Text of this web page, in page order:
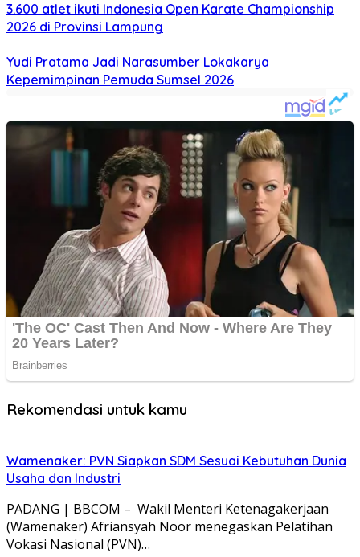
3.600 atlet ikuti Indonesia Open Karate Championship
2026 di Provinsi Lampung
Yudi Pratama Jadi Narasumber Lokakarya
Kepemimpinan Pemuda Sumsel 2026
Rekomendasi untuk kamu
Wamenaker: PVN Siapkan SDM Sesuai Kebutuhan Dunia
Usaha dan Industri
PADANG | BBCOM – Wakil Menteri Ketenagakerjaan
(Wamenaker) Afriansyah Noor menegaskan Pelatihan
Vokasi Nasional (PVN)…